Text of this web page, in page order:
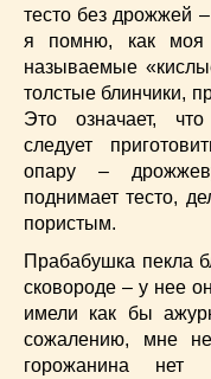
Что приготовить на
Японская кухня(16)
тесто без дрожжей
я помню, как моя
называемые
толстые блинчики,
Это означает,
следует
опару –
поднимает тесто,
пористым.
Прабабушка пекла
сковороде – у нее
имели как бы
сожалению, мне
горожанина нет